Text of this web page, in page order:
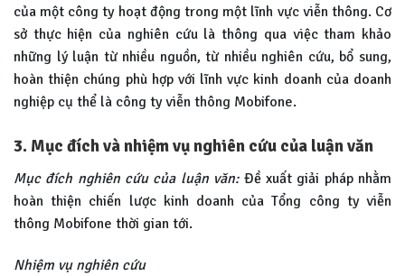
của một công ty hoạt động trong một lĩnh vực viễn thông. Cơ
sở thực hiện của nghiên cứu là thông qua việc tham khảo
những lý luận từ nhiều nguồn, từ nhiều nghiên cứu, bổ sung,
hoàn thiện chúng phù hợp với lĩnh vực kinh doanh của doanh
nghiệp cụ thể là công ty viễn thông Mobifone.
3. Mục đích và nhiệm vụ nghiên cứu của luận văn
Mục đích nghiên cứu của luận văn:Đề xuất giải pháp nhằm
hoàn thiện chiến lược kinh doanh của Tổng công ty viễn
thông Mobifone thời gian tới.
Nhiệm vụ nghiên cứu